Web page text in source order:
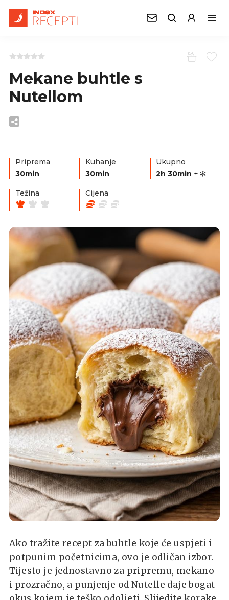
Mekane buhtle s
Nutellom
Priprema
30min
Kuhanje
30min
Ukupno
2h 30min +
Težina Cijena
Ako tražite recept za buhtle koje će uspjeti i
potpunim početnicima, ovo je odličan izbor.
Tijesto je jednostavno za pripremu, mekano
i prozračno, a punjenje od Nutelle daje bogat